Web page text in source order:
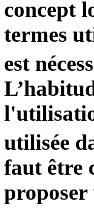
concept
termes
est
utilisée
faut être